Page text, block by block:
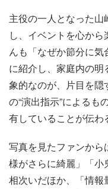
主役の一人となった
し、イベントを心か
んも「なぜか節分に気
に紹介し、家庭内の
象的なのが、片目を隠
の“演出指示”によるも
有していることが伝わ
写真を見たファンか
様がさらに綺麗」「
相次いだほか、「情